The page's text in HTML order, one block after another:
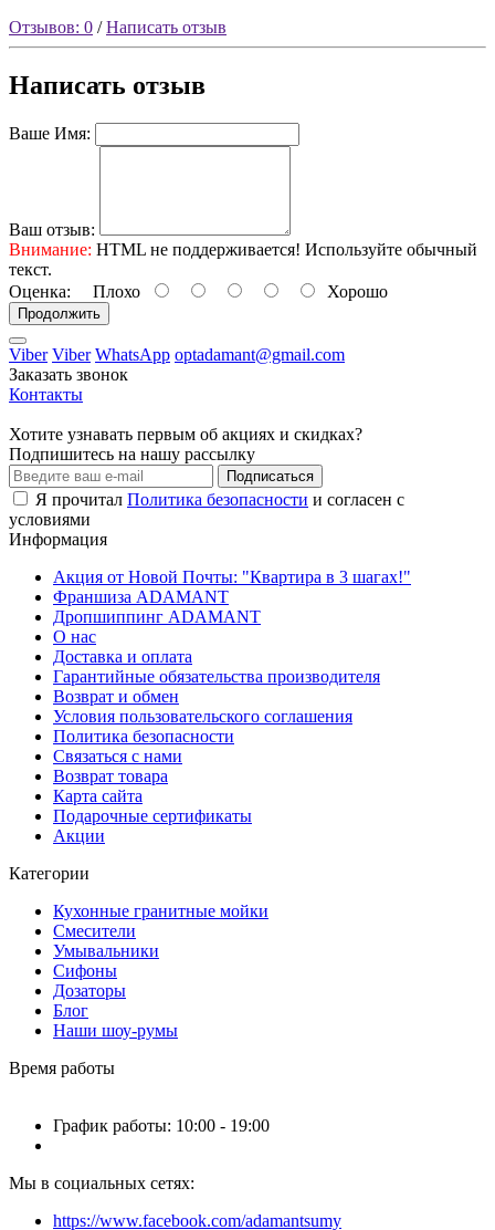
Отзывов: 0 /Написать отзыв
Написать отзыв
Ваше Имя:
Ваш отзыв:
Внимание: HTML не поддерживается! Используйте обычный
текст.
Оценка: Плохо Хорошо
Продолжить
Viber Viber WhatsApp optadamant@gmail.com
Заказать звонок
Контакты
Хотите узнавать первым об акциях и скидках?
Подпишитесь на нашу рассылку
Подписаться
Я прочитал Политика безопасности и согласен с
условиями
Информация
Акция от Новой Почты: "Квартира в 3 шагах!"
Франшиза ADAMANT
Дропшиппинг ADAMANT
О нас
Доставка и оплата
Гарантийные обязательства производителя
Возврат и обмен
Условия пользовательского соглашения
Политика безопасности
Связаться с нами
Возврат товара
Карта сайта
Подарочные сертификаты
Акции
Категории
Кухонные гранитные мойки
Смесители
Умывальники
Сифоны
Дозаторы
Блог
Наши шоу-румы
Время работы
График работы: 10:00 - 19:00
Мы в социальных сетях:
https://www.facebook.com/adamantsumy